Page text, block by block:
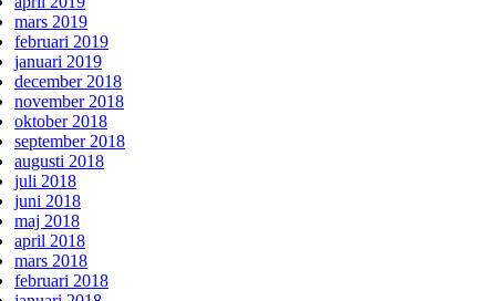
mars 2019
februari 2019
januari 2019
december 2018
november 2018
oktober 2018
september 2018
augusti 2018
juli 2018
juni 2018
maj 2018
april 2018
mars 2018
februari 2018